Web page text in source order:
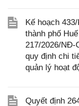
Kế hoạch
thành phố
217/2026/NĐ-
quy định chi
quản lý hoạt
Quyết định